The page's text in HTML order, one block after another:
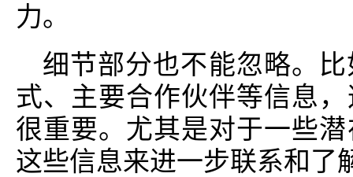
力。
细节部分也不能忽略。
式、主要合作伙伴等信息
很重要。尤其是对于一些
这些信息来进一步联系和了